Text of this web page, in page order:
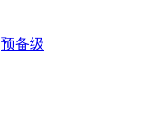
预备级